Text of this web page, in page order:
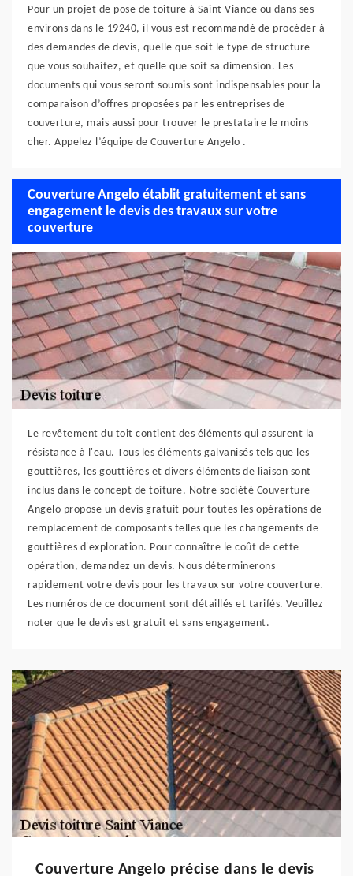
Pour un projet de pose de toiture à Saint Viance ou dans ses
environs dans le 19240, il vous est recommandé de procéder à
des demandes de devis, quelle que soit le type de structure
que vous souhaitez, et quelle que soit sa dimension. Les
documents qui vous seront soumis sont indispensables pour la
comparaison d’offres proposées par les entreprises de
couverture, mais aussi pour trouver le prestataire le moins
cher. Appelez l’équipe de Couverture Angelo .
Couverture Angelo établit gratuitement et sans
engagement le devis des travaux sur votre
couverture
Le revêtement du toit contient des éléments qui assurent la
résistance à l'eau. Tous les éléments galvanisés tels que les
gouttières, les gouttières et divers éléments de liaison sont
inclus dans le concept de toiture. Notre société Couverture
Angelo propose un devis gratuit pour toutes les opérations de
remplacement de composants telles que les changements de
gouttières d'exploration. Pour connaître le coût de cette
opération, demandez un devis. Nous déterminerons
rapidement votre devis pour les travaux sur votre couverture.
Les numéros de ce document sont détaillés et tarifés. Veuillez
noter que le devis est gratuit et sans engagement.
Couverture Angelo précise dans le devis